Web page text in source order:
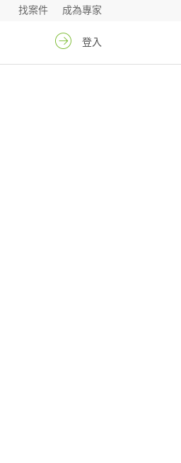
成為專家
找案件
登入